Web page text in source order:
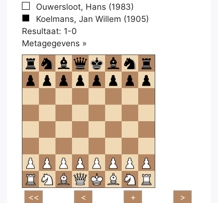
Ouwersloot, Hans (1983)
Koelmans, Jan Willem (1905)
Resultaat: 1-0
Metagegevens »
om
te
openen.